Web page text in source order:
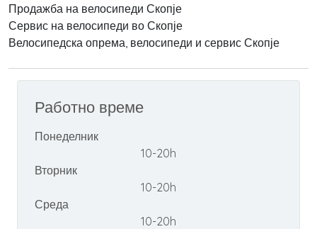
Продажба на велосипеди Скопје
Сервис на велосипеди во Скопје
Велосипедска опрема, велосипеди и сервис Скопје
Работно време
Понеделник
10-20h
Вторник
10-20h
Среда
10-20h